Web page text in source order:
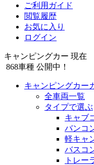
ご利用ガイド
閲覧履歴
お気に入り
ログイン
キャンピングカー 現在
868車種 公開中！
キャンピングカー
全車両一覧
タイプで選ぶ
キャブ
バンコ
軽キャ
バスコ
トレー